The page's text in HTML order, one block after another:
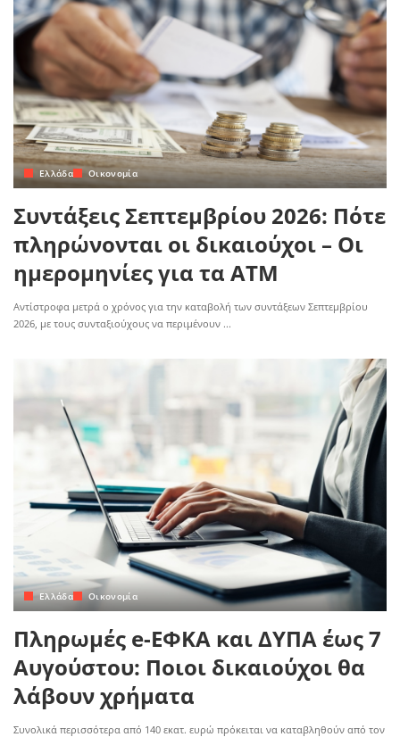
Ελλάδα Οικονομία
Συντάξεις Σεπτεμβρίου 2026: Πότε
πληρώνονται οι δικαιούχοι – Οι
ημερομηνίες για τα ΑΤΜ
Αντίστροφα μετρά ο χρόνος για την καταβολή των συντάξεων Σεπτεμβρίου
2026, με τους συνταξιούχους να περιμένουν ...
Ελλάδα Οικονομία
Πληρωμές e-ΕΦΚΑ και ΔΥΠΑ έως 7
Αυγούστου: Ποιοι δικαιούχοι θα
λάβουν χρήματα
Συνολικά περισσότερα από 140 εκατ. ευρώ πρόκειται να καταβληθούν από τον